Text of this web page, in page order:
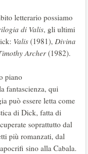
letterario possiamo
di Valis, gli ultimi
Valis (1981), Divina
Archer(1982).
piano
fantascienza, qui
può essere letta come
di Dick, fatta di
soprattutto dal
più romanzati, dal
sino alla Cabala.